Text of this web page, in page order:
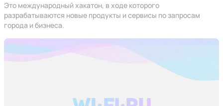
Это международный хакатон, в ходе которого
разрабатываются новые продукты и сервисы по запросам
города и бизнеса.